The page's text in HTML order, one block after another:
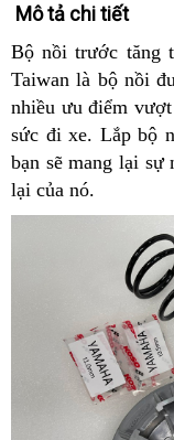
Mô tả chi tiết
Bộ nồi trước tăng
Taiwan là bộ nồi
nhiều ưu điểm
sức đi xe. Lắp bộ
bạn sẽ mang lại sự
lại của nó.